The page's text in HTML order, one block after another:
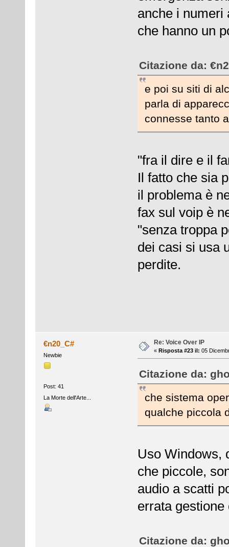
anche i numeri
che hanno un
Citazione da:
e poi su siti di
parla di
connesse tanto
"fra il dire e il
Il fatto che sia
il problema è
fax sul voip è
"senza troppa
dei casi si usa
perdite.
€n20_C#
Newbie
Post: 41
La Morte dell'Arte...
Re: Voice Over IP
« Risposta #23 il: 05
Citazione da:
che sistema
qualche piccola
Uso Windows,
che piccole,
audio a scatti
errata gestione
Citazione da: